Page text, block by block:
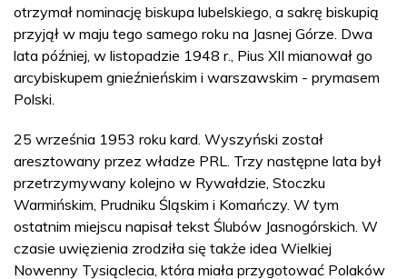
otrzymał nominację biskupa lubelskiego, a sakrę biskupią
przyjął w maju tego samego roku na Jasnej Górze. Dwa
lata później, w listopadzie 1948 r., Pius XII mianował go
arcybiskupem gnieźnieńskim i warszawskim - prymasem
Polski.
25 września 1953 roku kard. Wyszyński został
aresztowany przez władze PRL. Trzy następne lata był
przetrzymywany kolejno w Rywałdzie, Stoczku
Warmińskim, Prudniku Śląskim i Komańczy. W tym
ostatnim miejscu napisał tekst Ślubów Jasnogórskich. W
czasie uwięzienia zrodziła się także idea Wielkiej
Nowenny Tysiąclecia, która miała przygotować Polaków